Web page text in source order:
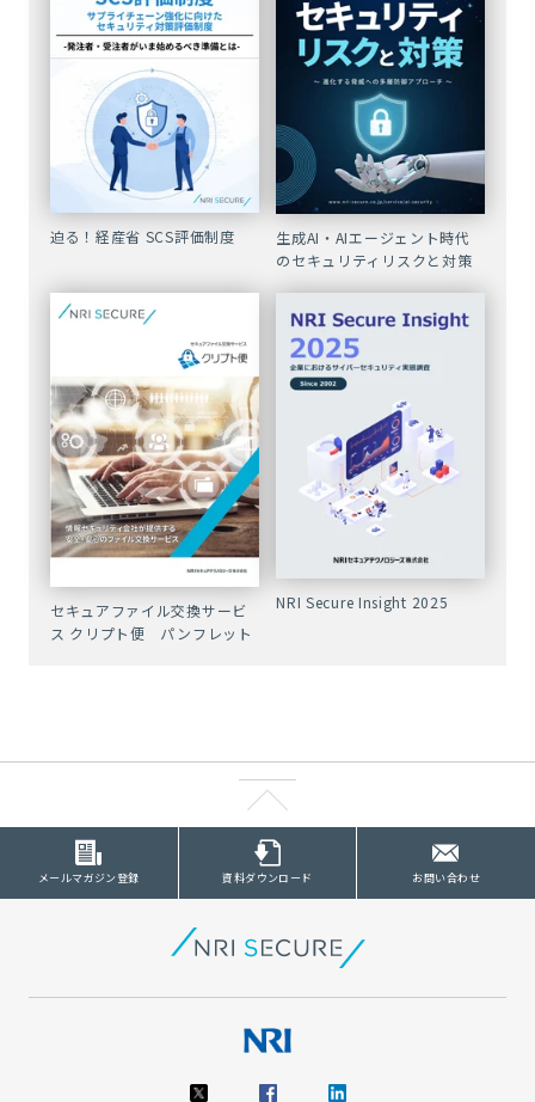
迫る！経産省 SCS評価制度
生成AI・AIエージェント時代
のセキュリティリスクと対策
セキュアファイル交換サービ
ス クリプト便 パンフレット
NRI Secure Insight 2025
メールマガジン登録 資料ダウンロード お問い合わせ